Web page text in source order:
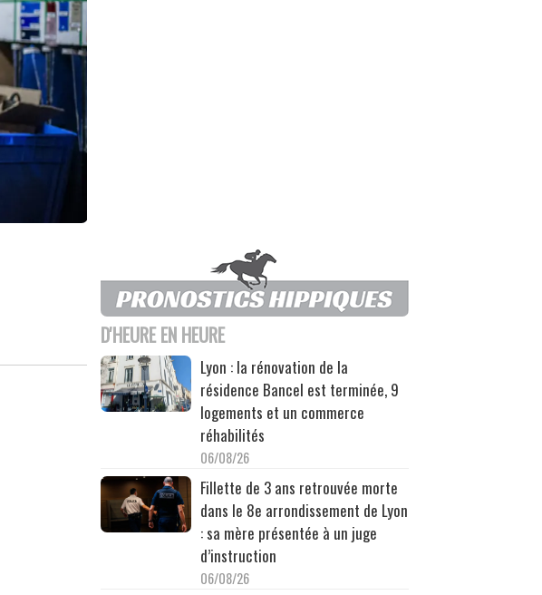
D'HEURE EN HEURE
Lyon : la rénovation de la
résidence Bancel est terminée, 9
logements et un commerce
réhabilités
06/08/26
Fillette de 3 ans retrouvée morte
dans le 8e arrondissement de Lyon
: sa mère présentée à un juge
d’instruction
06/08/26